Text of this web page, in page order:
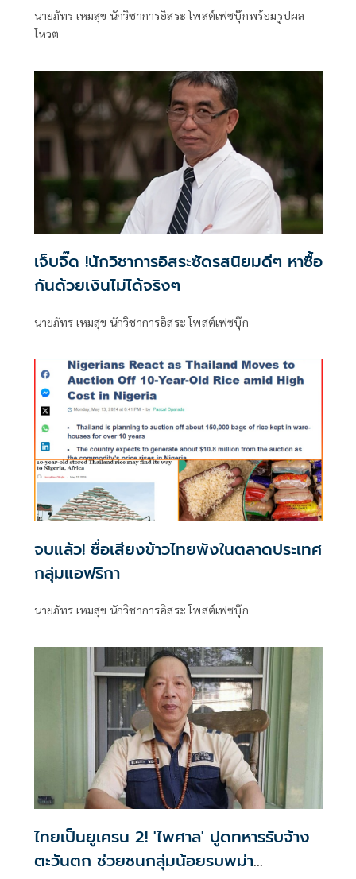
นายภัทร เหมสุข นักวิชาการอิสระ โพสต์เฟซบุ๊กพร้อมรูปผล
โหวต
เจ็บจิ๊ด !นักวิชาการอิสระซัดรสนิยมดีๆ หาซื้อ
กันด้วยเงินไม่ได้จริงๆ
นายภัทร เหมสุข นักวิชาการอิสระ โพสต์เฟซบุ๊ก
จบแล้ว! ชื่อเสียงข้าวไทยพังในตลาดประเทศ
กลุ่มแอฟริกา
นายภัทร เหมสุข นักวิชาการอิสระ โพสต์เฟซบุ๊ก
ไทยเป็นยูเครน 2! 'ไพศาล' ปูดทหารรับจ้าง
ตะวันตก ช่วยชนกลุ่มน้อยรบพม่า